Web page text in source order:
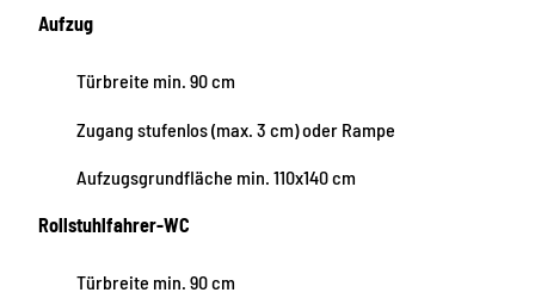
Aufzug
Türbreite min. 90 cm
Zugang stufenlos (max. 3 cm) oder Rampe
Aufzugsgrundfläche min. 110x140 cm
Rollstuhlfahrer-WC
Türbreite min. 90 cm